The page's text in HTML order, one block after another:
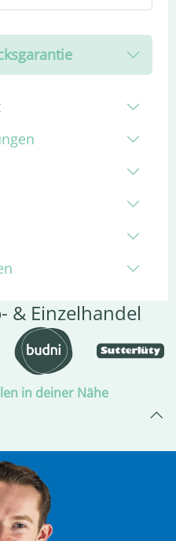
& Einzelhandel
in deiner Nähe